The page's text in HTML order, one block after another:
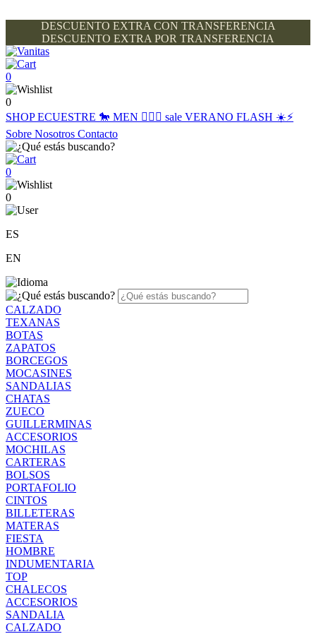
DESCUENTO EXTRA CON TRANSFERENCIA
DESCUENTO EXTRA POR TRANSFERENCIA
0
0
SHOPECUESTRE 🐎 MEN 🙋🏽‍♂️ sale VERANO FLASH ☀️⚡️
Sobre Nosotros Contacto
0
0
ES
EN
CALZADO
TEXANAS
BOTAS
ZAPATOS
BORCEGOS
MOCASINES
SANDALIAS
CHATAS
ZUECO
GUILLERMINAS
ACCESORIOS
MOCHILAS
CARTERAS
BOLSOS
PORTAFOLIO
CINTOS
BILLETERAS
MATERAS
FIESTA
HOMBRE
INDUMENTARIA
TOP
CHALECOS
ACCESORIOS
SANDALIA
CALZADO